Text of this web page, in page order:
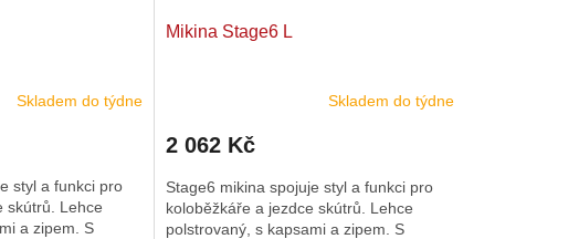
Skladem do týdne
styl a funkci pro
skútrů. Lehce
a zipem. S
Mikina Stage6 L
Skladem do týdne
2 062 Kč
Stage6 mikina spojuje styl a funkci pro
koloběžkáře a jezdce skútrů. Lehce
polstrovaný, s kapsami a zipem. S